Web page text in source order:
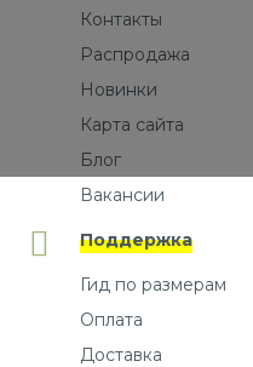
Контакты
Распродажа
Новинки
Карта сайта
Блог
Вакансии
Поддержка
Гид по размерам
Оплата
Доставка